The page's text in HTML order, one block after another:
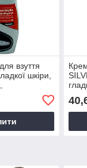
взуття
шкіри,
віск